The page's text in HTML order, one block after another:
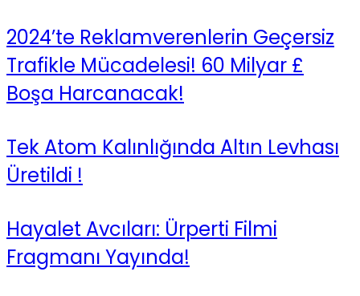
2024’te Reklamverenlerin Geçersiz
Trafikle Mücadelesi! 60 Milyar £
Boşa Harcanacak!
Tek Atom Kalınlığında Altın Levhası
Üretildi !
Hayalet Avcıları: Ürperti Filmi
Fragmanı Yayında!